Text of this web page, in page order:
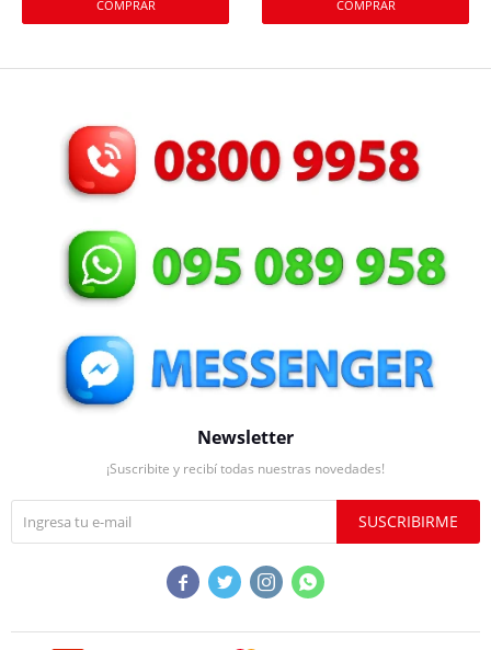
Newsletter
¡Suscribite y recibí todas nuestras novedades!
SUSCRIBIRME
   